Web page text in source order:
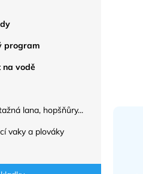
program
na vodě
lana, hopšňůry...
vaky a plováky